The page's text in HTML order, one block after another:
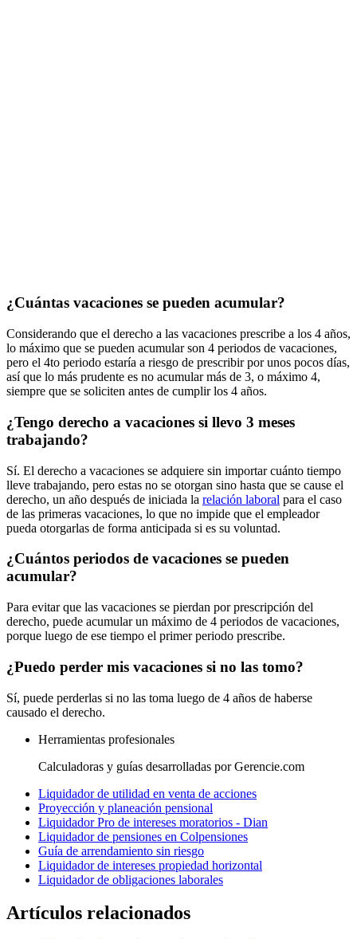
¿Cuántas vacaciones se pueden acumular?
Considerando que el derecho a las vacaciones prescribe a los 4 años,
lo máximo que se pueden acumular son 4 periodos de vacaciones,
pero el 4to periodo estaría a riesgo de prescribir por unos pocos días,
así que lo más prudente es no acumular más de 3, o máximo 4,
siempre que se soliciten antes de cumplir los 4 años.
¿Tengo derecho a vacaciones si llevo 3 meses
trabajando?
Sí. El derecho a vacaciones se adquiere sin importar cuánto tiempo
lleve trabajando, pero estas no se otorgan sino hasta que se cause el
derecho, un año después de iniciada la relación laboral para el caso
de las primeras vacaciones, lo que no impide que el empleador
pueda otorgarlas de forma anticipada si es su voluntad.
¿Cuántos periodos de vacaciones se pueden
acumular?
Para evitar que las vacaciones se pierdan por prescripción del
derecho, puede acumular un máximo de 4 periodos de vacaciones,
porque luego de ese tiempo el primer periodo prescribe.
¿Puedo perder mis vacaciones si no las tomo?
Sí, puede perderlas si no las toma luego de 4 años de haberse
causado el derecho.
Herramientas profesionales
Calculadoras y guías desarrolladas por Gerencie.com
Liquidador de utilidad en venta de acciones
Proyección y planeación pensional
Liquidador Pro de intereses moratorios - Dian
Liquidador de pensiones en Colpensiones
Guía de arrendamiento sin riesgo
Liquidador de intereses propiedad horizontal
Liquidador de obligaciones laborales
Artículos relacionados